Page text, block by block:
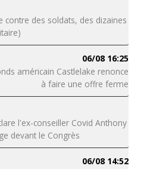
contre des soldats, des dizaines
06/08 16:25
américain Castlelake renonce
à faire une offre ferme
l'ex-conseiller Covid Anthony
devant le Congrès
06/08 14:52